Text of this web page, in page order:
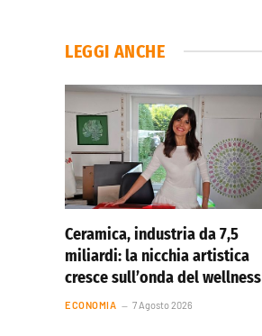
LEGGI ANCHE
Ceramica, industria da 7,5
miliardi: la nicchia artistica
cresce sull’onda del wellness
ECONOMIA 7 Agosto 2026